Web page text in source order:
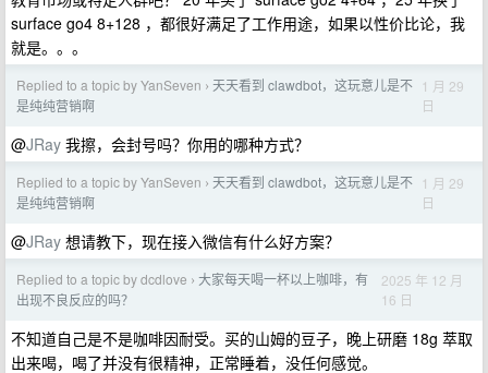
surface go4 8+128 ，都很好满足了工作用途，如果以性价比论，我
就是。。。
Replied to a topic by YanSeven › 天天看到 clawdbot，这玩意儿是不
是纯纯营销啊
1 月 29
日
@JRay 我擦，会封号吗？你用的哪种方式？
Replied to a topic by YanSeven › 天天看到 clawdbot，这玩意儿是不
是纯纯营销啊
1 月 29
日
@JRay 想请教下，现在接入微信有什么好方案？
Replied to a topic by dcdlove › 大家每天喝一杯以上咖啡，有
出现不良反应的吗？
2025 年 12 月
16 日
不知道自己是不是咖啡因耐受。买的山姆的豆子，晚上研磨 18g 萃取
出来喝，喝了并没有很精神，正常睡着，没任何感觉。